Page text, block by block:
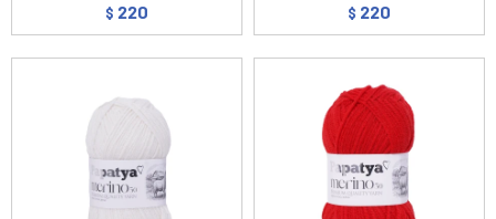
$ 220 $ 220